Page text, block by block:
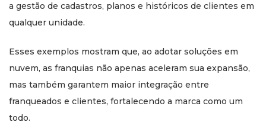
a gestão de cadastros, planos e históricos de clientes em
qualquer unidade.
Esses exemplos mostram que, ao adotar soluções em
nuvem, as franquias não apenas aceleram sua expansão,
mas também garantem maior integração entre
franqueados e clientes, fortalecendo a marca como um
todo.